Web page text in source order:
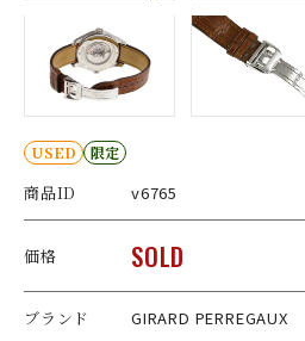
USED 限定
商品ID v6765
価格 SOLD
ブランド GIRARD